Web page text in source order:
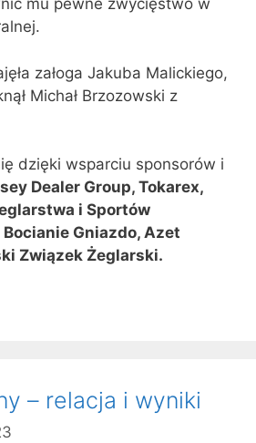
mu pewne zwycięstwo w
załoga Jakuba Malickiego,
Michał Brzozowski z
dzięki wsparciu sponsorów i
Dealer Group, Tokarex,
i Sportów
Gniazdo, Azet
Związek Żeglarski.
– relacja i wyniki